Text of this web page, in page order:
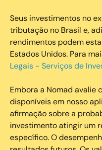
Seus investimentos no
tributação no Brasil e,
rendimentos podem
Estados Unidos. Para
Legais - Serviços de
Embora a Nomad avalie
disponíveis em nosso
afirmação sobre a
investimento atingir um
específico. O